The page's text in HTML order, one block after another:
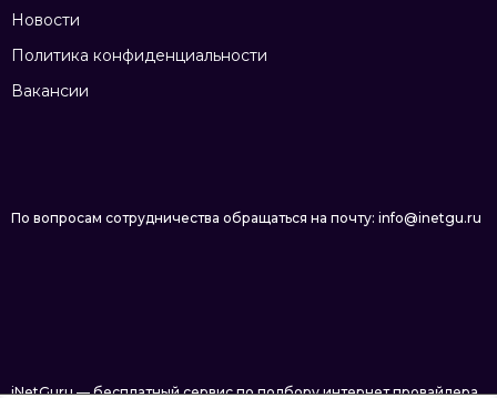
Новости
Политика конфиденциальности
Вакансии
По вопросам сотрудничества обращаться на почту: info@inetgu.ru
iNetGuru — бесплатный сервис по подбору интернет провайдера